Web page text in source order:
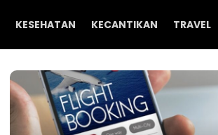
KESEHATAN KECANTIKAN TRAVEL